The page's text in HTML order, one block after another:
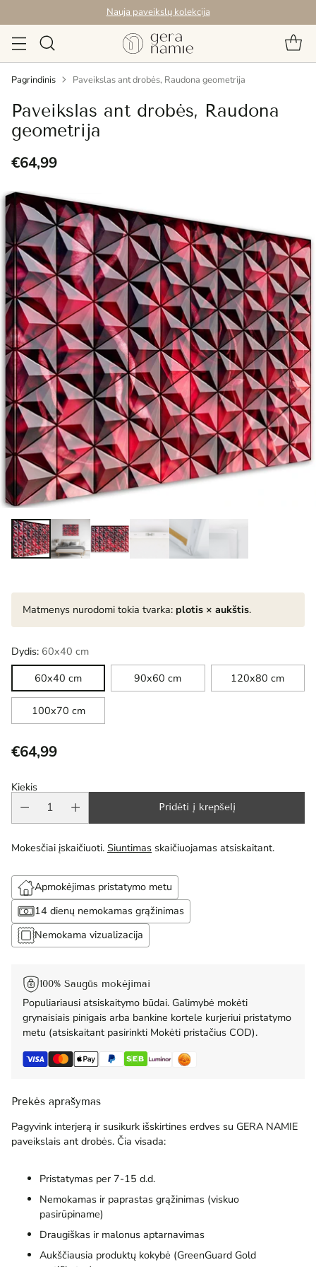
Nauja paveikslų kolekcija
Pagrindinis Paveikslas ant drobės, Raudona geometrija
Paveikslas ant drobės, Raudona
geometrija
Reguliari
kaina
€64,99
Matmenys nurodomi tokia tvarka: plotis × aukštis.
Dydis: 60x40 cm
60x40 cm
90x60 cm 120x80 cm
100x70 cm
Reguliari
kaina
€64,99
Kiekis
Pridėti į krepšelį
Mokesčiai įskaičiuoti. Siuntimas skaičiuojamas atsiskaitant.
Apmokėjimas pristatymo metu
14 dienų nemokamas grąžinimas
Nemokama vizualizacija
100% Saugūs mokėjimai
Populiariausi atsiskaitymo būdai. Galimybė mokėti
grynaisiais pinigais arba bankine kortele kurjeriui pristatymo
metu (atsiskaitant pasirinkti Mokėti pristačius COD).
Prekės aprašymas
Pagyvink interjerą ir susikurk išskirtines erdves su GERA NAMIE
paveikslais ant drobės. Čia visada:
Pristatymas per 7-15 d.d.
Nemokamas ir paprastas grąžinimas (viskuo
pasirūpiname)
Draugiškas ir malonus aptarnavimas
Aukščiausia produktų kokybė (GreenGuard Gold